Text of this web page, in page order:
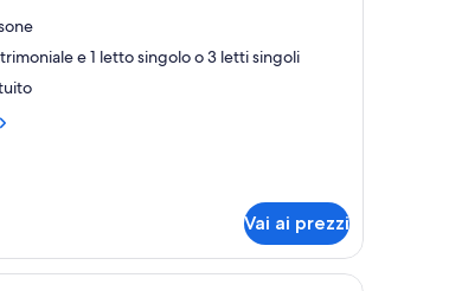
e 1 letto singolo o 3 letti singoli
Vai ai prezzi
ipoallergenica, copriletto in piuma, minibar
Una camera d'albergo moderna con un